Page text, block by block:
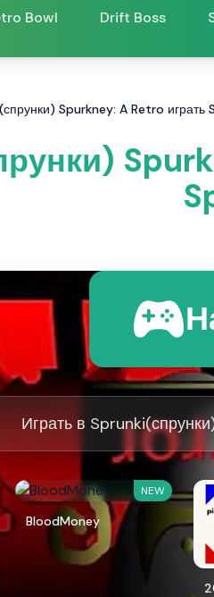
Bowl Drift Boss
Spurkney: A Retro
Играть в
NEW
BloodMoney